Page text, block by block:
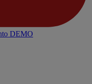
DEMO